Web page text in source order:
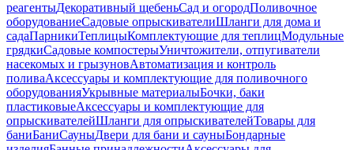
реагентыДекоративный щебеньСад и огородПоливочное
оборудованиеСадовые опрыскивателиШланги для дома и
садаПарникиТеплицыКомплектующие для теплицМодульные
грядкиСадовые компостерыУничтожители, отпугиватели
насекомых и грызуновАвтоматизация и контроль
поливаАксессуары и комплектующие для поливочного
оборудованияУкрывные материалыБочки, баки
пластиковыеАксессуары и комплектующие для
опрыскивателейШланги для опрыскивателейТовары для
баниБаниСауныДвери для бани и сауныБондарные